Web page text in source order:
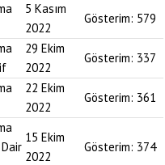
5 Kasım
2022
Gösterim: 579
29 Ekim
2022
Gösterim: 337
22 Ekim
2022
Gösterim: 361
15 Ekim
2022
Gösterim: 374